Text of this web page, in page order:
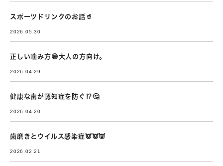
スポーツドリンクのお話🥤
2026.05.30
正しい噛み方😁大人の方向け。
2026.04.29
健康な歯が認知症を防ぐ⁉🤔
2026.04.20
歯磨きとウイルス感染症👿👿👿
2026.02.21